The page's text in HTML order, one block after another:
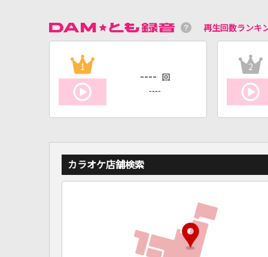
再生回数ランキ
1
---- 回
----
2
カラオケ店舗検索